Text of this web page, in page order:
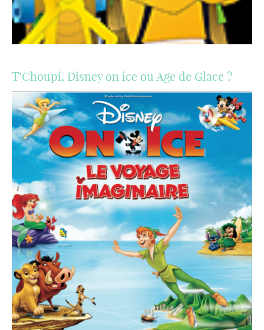
T’Choupi, Disney on ice ou Age de Glace ?